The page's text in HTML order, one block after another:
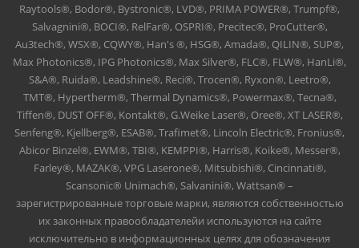
Raytools®, Bodor®, Bystronic®, LVD®, PRIMA POWER®, Trumpf®,
Salvagnini®, BOCI®, RelFar®, OSPRI®, Precitec®, ProCutter®,
Au3tech®, WSX®, CQWY®, Han's ®, HSG®, Amada®, QILIN®, SUP®,
Max Photonics®, IPG Photonics®, Max Silver®, FLC®, FLW®, HanLi®,
S&A®, Ruida®, Leadshine®, Reci®, Trocen®, Ryxon®, Leetro®,
TMT®, Hypertherm®, Thermal Dynamics®, Powermax®, Tecna®,
Tiffen®, DUST OFF®, Kontakt®, G.Weike Laser®, Oree®, XT LASER®,
Senfeng®, Kjellberg®, ESAB®, Trafimet®, Lincoln Electric®, Fronius®,
Abicor Binzel®, EWM®, TBI®, KEMPPI®, Harris®, Koike®, Messer®,
Farley®, MAZAK®, VPG Laserone®, Mitsubishi®, Cincinnati®,
Scansonic® Unimach®, Salvanini®, Wattsan® –
зарегистрированные торговые марки, являются собственностью
их законных правообладателейи используются на сайте
исключительно в информационных целях для обозначения